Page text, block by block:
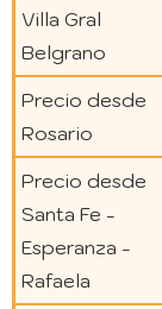
Villa Gral
Belgrano
Precio desde
Rosario
Precio desde
Santa Fe -
Esperanza -
Rafaela